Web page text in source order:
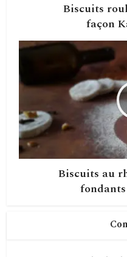
Biscuits
façon
Biscuits au